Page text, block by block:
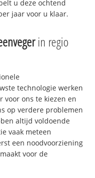
u deze ochtend
jaar voor u klaar.
in regio
technologie werken
voor ons te kiezen en
op verdere problemen
altijd voldoende
vaak meteen
een noodvoorziening
voor de